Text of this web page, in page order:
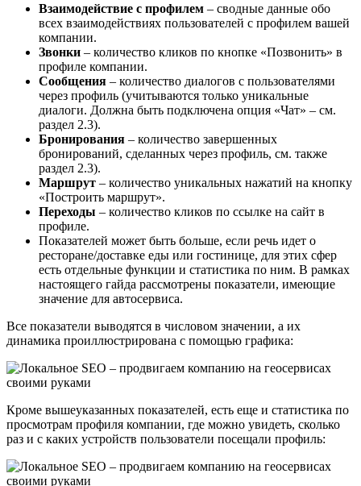
Взаимодействие с профилем – сводные данные обо
всех взаимодействиях пользователей с профилем вашей
компании.
Звонки – количество кликов по кнопке «Позвонить» в
профиле компании.
Сообщения – количество диалогов с пользователями
через профиль (учитываются только уникальные
диалоги. Должна быть подключена опция «Чат» – см.
раздел 2.3).
Бронирования – количество завершенных
бронирований, сделанных через профиль, см. также
раздел 2.3).
Маршрут – количество уникальных нажатий на кнопку
«Построить маршрут».
Переходы – количество кликов по ссылке на сайт в
профиле.
Показателей может быть больше, если речь идет о
ресторане/доставке еды или гостинице, для этих сфер
есть отдельные функции и статистика по ним. В рамках
настоящего гайда рассмотрены показатели, имеющие
значение для автосервиса.
Все показатели выводятся в числовом значении, а их
динамика проиллюстрирована с помощью графика:
Кроме вышеуказанных показателей, есть еще и статистика по
просмотрам профиля компании, где можно увидеть, сколько
раз и с каких устройств пользователи посещали профиль: